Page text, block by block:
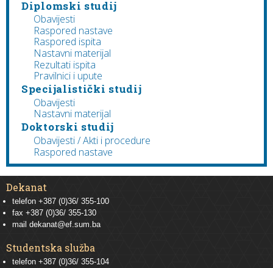
Diplomski studij
Obavijesti
Raspored nastave
Raspored ispita
Nastavni materijal
Rezultati ispita
Pravilnici i upute
Specijalistički studij
Obavijesti
Nastavni materijal
Doktorski studij
Obavijesti / Akti i procedure
Raspored nastave
Dekanat
telefon +387 (0)36/ 355-100
fax +387 (0)36/ 355-130
mail dekanat@ef.sum.ba
Studentska služba
telefon +387 (0)36/ 355-104